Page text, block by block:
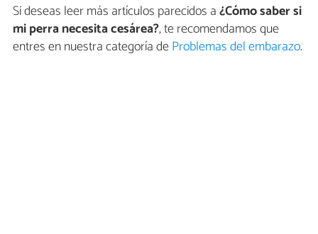
Si deseas leer más artículos parecidos a¿Cómo saber si
mi perra necesita cesárea?, te recomendamos que
entres en nuestra categoría deProblemas del embarazo.